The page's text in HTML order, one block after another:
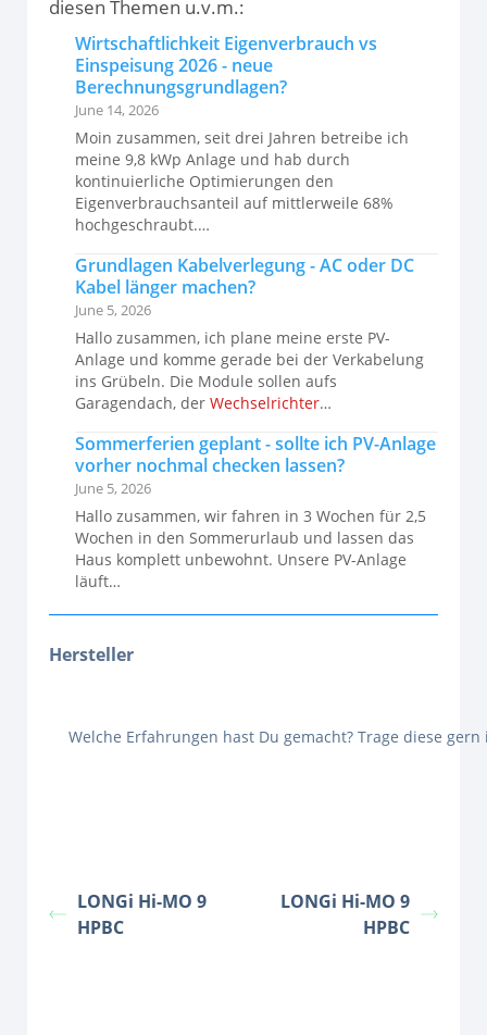
diesen Themen u.v.m.:
Wirtschaftlichkeit Eigenverbrauch vs
Einspeisung 2026 - neue
Berechnungsgrundlagen?
June 14, 2026
Moin zusammen, seit drei Jahren betreibe ich
meine 9,8 kWp Anlage und hab durch
kontinuierliche Optimierungen den
Eigenverbrauchsanteil auf mittlerweile 68%
hochgeschraubt.…
Grundlagen Kabelverlegung - AC oder DC
Kabel länger machen?
June 5, 2026
Hallo zusammen, ich plane meine erste PV-
Anlage und komme gerade bei der Verkabelung
ins Grübeln. Die Module sollen aufs
Garagendach, der Wechselrichter…
Sommerferien geplant - sollte ich PV-Anlage
vorher nochmal checken lassen?
June 5, 2026
Hallo zusammen, wir fahren in 3 Wochen für 2,5
Wochen in den Sommerurlaub und lassen das
Haus komplett unbewohnt. Unsere PV-Anlage
läuft…
Hersteller
Welche Erfahrungen hast Du gemacht? Trage diese
LONGi Hi-MO 9
HPBC
LONGi Hi-MO 9
HPBC